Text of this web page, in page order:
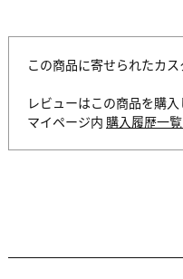
この商品に寄せられたカ
レビューはこの商品を購
マイページ内 購入履歴一覧